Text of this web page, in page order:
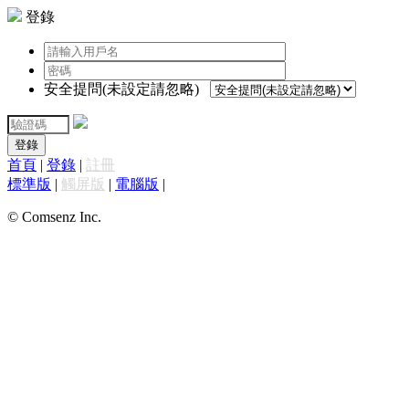
登錄
安全提問(未設定請忽略)
登錄
首頁 | 登錄 | 註冊
標準版 | 觸屏版 | 電腦版 |
© Comsenz Inc.